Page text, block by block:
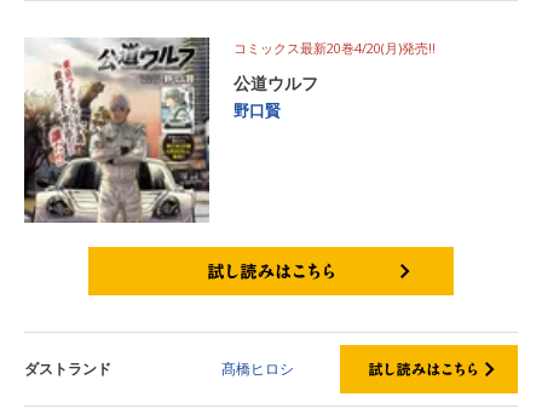
コミックス最新20巻4/20(月)発売‼
公道ウルフ
野口賢
ダストランド 髙橋ヒロシ